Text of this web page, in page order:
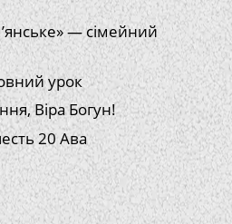
— сімейний
урок
Віра Богун!
20 Ава